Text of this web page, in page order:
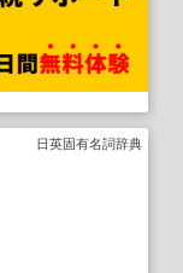
日英固有名詞辞典